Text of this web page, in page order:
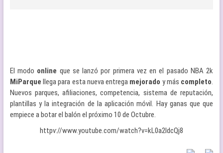
El modo online que se lanzó por primera vez en el pasado NBA 2k
MiParque llega para esta nueva entrega mejorado y más completo.
Nuevos parques, afiliaciones, competencia, sistema de reputación,
plantillas y la integración de la aplicación móvil. Hay ganas que que
empiece a botar el balón el próximo 10 de Octubre.
httpv://www.youtube.com/watch?v=kL0a2ldcQj8